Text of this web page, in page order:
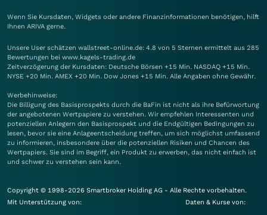
Wenn Sie Kursdaten, Widgets oder andere Finanzinformationen benötigen, hilft
Ihnen ARIVA gerne.
Unsere User schätzen wallstreet-online.de: 4.8 von 5 Sternen ermittelt aus 285
Bewertungen bei www.kagels-trading.de
Zeitverzögerung der Kursdaten: Deutsche Börsen +15 Min. NASDAQ +15 Min.
NYSE +20 Min. AMEX +20 Min. Dow Jones +15 Min. Alle Angaben ohne Gewähr.
Werbehinweise:
Die Billigung des Basisprospekts durch die BaFin ist nicht als ihre Befürwortung
der angebotenen Wertpapiere zu verstehen. Wir empfehlen Interessenten und
potenziellen Anlegern den Basisprospekt und die Endgültigen Bedingungen zu
lesen, bevor sie eine Anlageentscheidung treffen, um sich möglichst umfassend
zu informieren, insbesondere über die potenziellen Risiken und Chancen des
Wertpapiers. Sie sind im Begriff, ein Produkt zu erwerben, das nicht einfach ist
und schwer zu verstehen sein kann.
Copyright © 1998-2026 Smartbroker Holding AG - Alle Rechte vorbehalten.
Mit Unterstützung von:
Daten & Kurse von: